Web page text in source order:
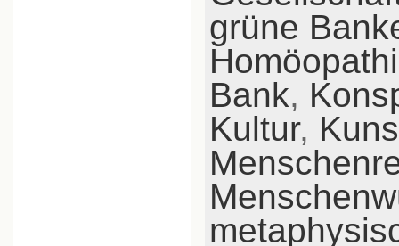
grüne
Bank,
Kultur,